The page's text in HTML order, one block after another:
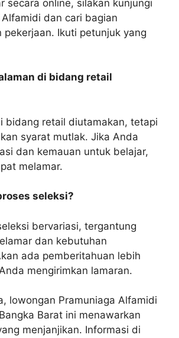
secara online, silakan kunjungi
dan cari bagian
pekerjaan. Ikuti petunjuk yang
di bidang retail
bidang retail diutamakan, tetapi
syarat mutlak. Jika Anda
dan kemauan untuk belajar,
melamar.
seleksi?
bervariasi, tergantung
dan kebutuhan
ada pemberitahuan lebih
mengirimkan lamaran.
lowongan Pramuniaga Alfamidi
Barat ini menawarkan
menjanjikan. Informasi di